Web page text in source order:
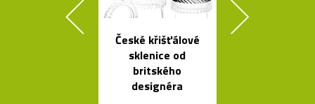
České křišťálové
sklenice od
britského
designéra